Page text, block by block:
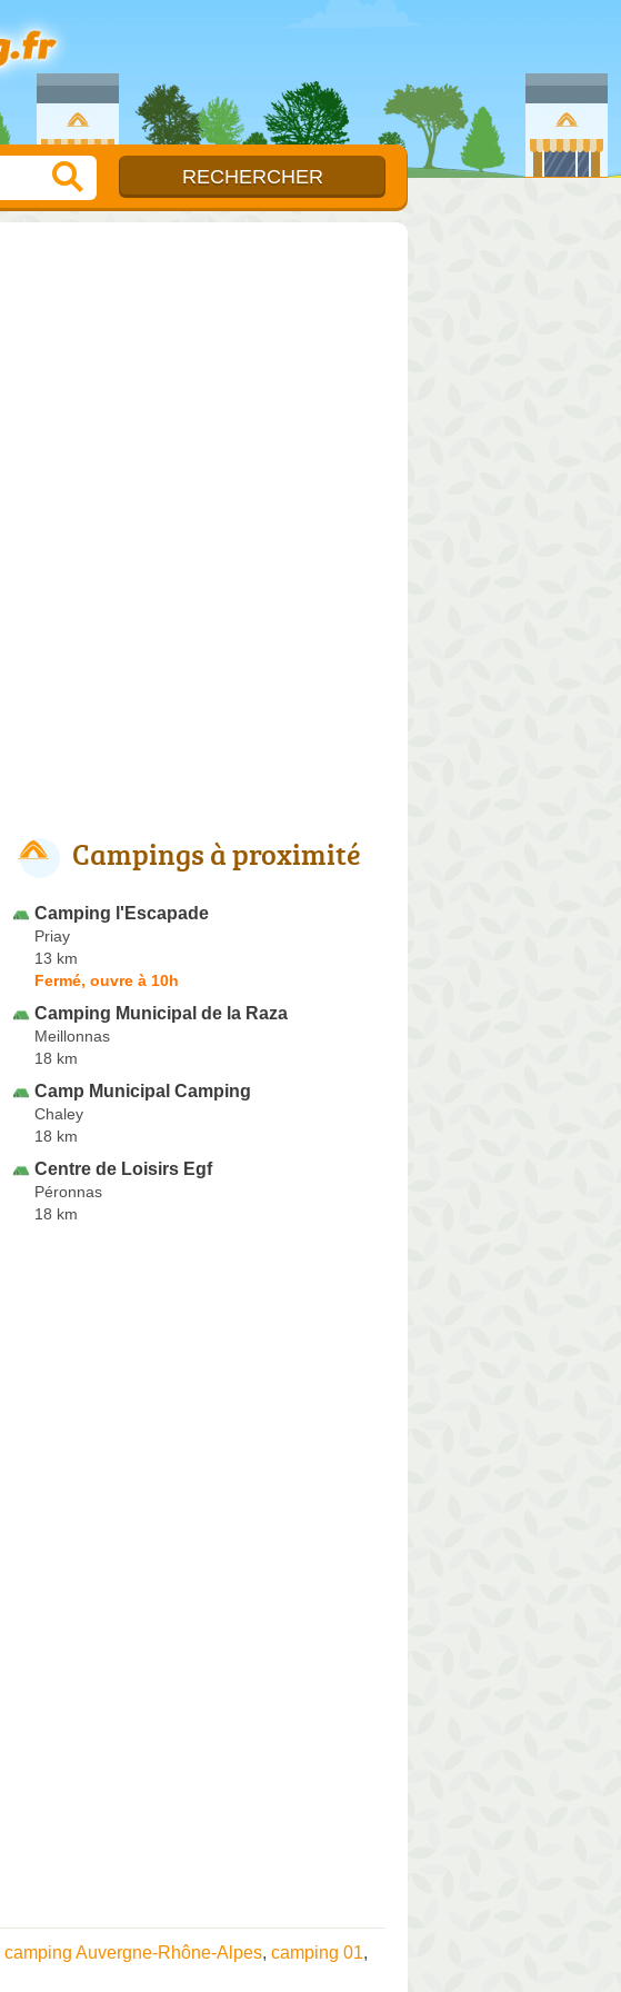
Campings à proximité
Camping l'Escapade
Priay
13 km
Fermé, ouvre à 10h
Camping Municipal de la Raza
Meillonnas
18 km
Camp Municipal Camping
Chaley
18 km
Centre de Loisirs Egf
Péronnas
18 km
camping Auvergne-Rhône-Alpes, camping 01,